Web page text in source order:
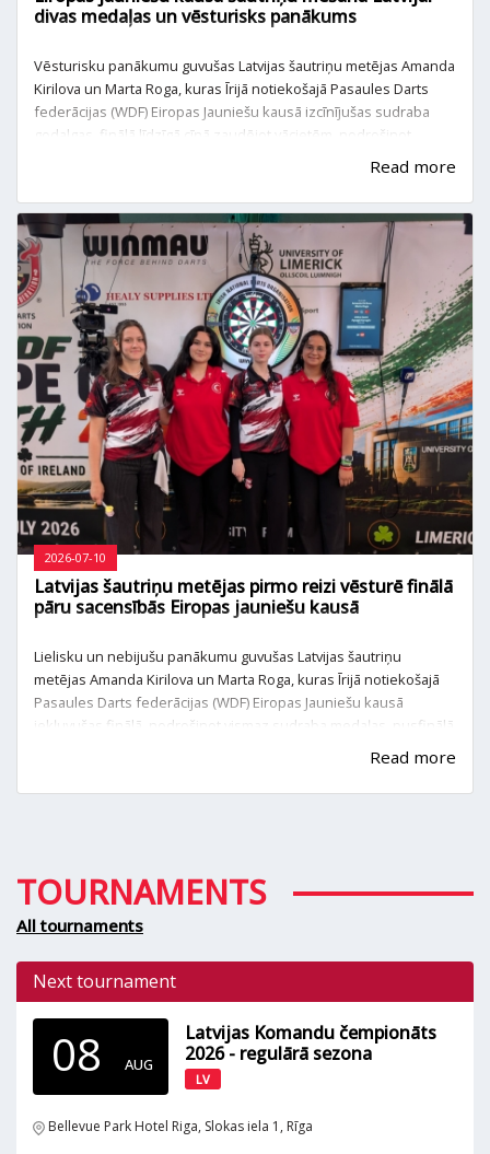
divas medaļas un vēsturisks panākums
Vēsturisku panākumu guvušas Latvijas šautriņu metējas Amanda
Kirilova un Marta Roga, kuras Īrijā notiekošajā Pasaules Darts
federācijas (WDF) Eiropas Jauniešu kausā izcīnījušas sudraba
godalgas, finālā līdzīgā cīņā zaudējot vācietēm, nodrošinot
Latvijas vēsturē pirmo medaļu Eiropas Jauniešu kausā šautriņu
sacensībās ar izcīnīto bronzu nodrošināja Latvijai otro medaļu
šajā kausā un trešo vēsturē, jo pirms diviem gadiem pati izcīnīja
bronzu.
Read more
2026-07-10
Latvijas šautriņu metējas pirmo reizi vēsturē finālā
pāru sacensībās Eiropas jauniešu kausā
Lielisku un nebijušu panākumu guvušas Latvijas šautriņu
metējas Amanda Kirilova un Marta Roga, kuras Īrijā notiekošajā
Pasaules Darts federācijas (WDF) Eiropas Jauniešu kausā
iekļuvušas finālā, nodrošinot vismaz sudraba medaļas, pusfinālā
pārspējot Turciju, kuras sastāvā spēlēja pasaules čempione.
Read more
TOURNAMENTS
All tournaments
Next tournament
08 AUG
Latvijas Komandu čempionāts
2026 - regulārā sezona
LV
Bellevue Park Hotel Riga, Slokas iela 1, Rīga